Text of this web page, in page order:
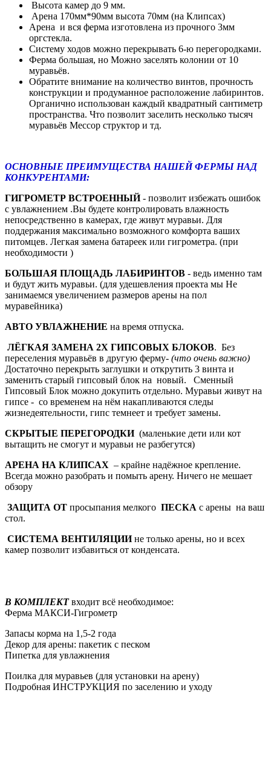
Высота камер до 9 мм.
Арена 170мм*90мм высота 70мм (на Клипсах)
Арена и вся ферма изготовлена из прочного 3мм
оргстекла.
Систему ходов можно перекрывать 6-ю перегородками.
Ферма большая, но Можно заселять колонии от 10
муравьёв.
Обратите внимание на количество винтов, прочность
конструкции и продуманное расположение лабиринтов.
Органично использован каждый квадратный сантиметр
пространства. Что позволит заселить несколько тысяч
муравьёв Мессор структор и тд.
ОСНОВНЫЕ ПРЕИМУЩЕСТВА НАШЕЙ ФЕРМЫ НАД
КОНКУРЕНТАМИ:
ГИГРОМЕТР ВСТРОЕННЫЙ- позволит избежать ошибок
с увлажнением .Вы будете контролировать влажность
непосредственно в камерах, где живут муравьи. Для
поддержания максимально возможного комфорта ваших
питомцев. Легкая замена батареек или гигрометра. (при
необходимости )
БОЛЬШАЯ ПЛОЩАДЬ ЛАБИРИНТОВ - ведь именно там
и будут жить муравьи. (для удешевления проекта мы Не
занимаемся увеличением размеров арены на пол
муравейника)
АВТО УВЛАЖНЕНИЕ на время отпуска.
ЛЁГКАЯ ЗАМЕНА 2Х ГИПСОВЫХ БЛОКОВ. Без
переселения муравьёв в другую ферму- (что очень важно)
Достаточно перекрыть заглушки и открутить 3 винта и
заменить старый гипсовый блок на новый. Сменный
Гипсовый Блок можно докупить отдельно. Муравьи живут на
гипсе - со временем на нём накапливаются следы
жизнедеятельности, гипс темнеет и требует замены.
СКРЫТЫЕ ПЕРЕГОРОДКИ(маленькие дети или кот
вытащить не смогут и муравьи не разбегутся)
АРЕНА НА КЛИПСАХ – крайне надёжное крепление.
Всегда можно разобрать и помыть арену. Ничего не мешает
обзору
ЗАЩИТА ОТ просыпания мелкого ПЕСКА с арены на ваш
стол.
СИСТЕМА ВЕНТИЛЯЦИИне только арены, но и всех
камер позволит избавиться от конденсата.
В КОМПЛЕКТвходит всё необходимое:
Ферма МАКСИ-Гигрометр
Запасы корма на 1,5-2 года
Декор для арены: пакетик с песком
Пипетка для увлажнения
Поилка для муравьев (для установки на арену)
Подробная ИНСТРУКЦИЯ по заселению и уходу